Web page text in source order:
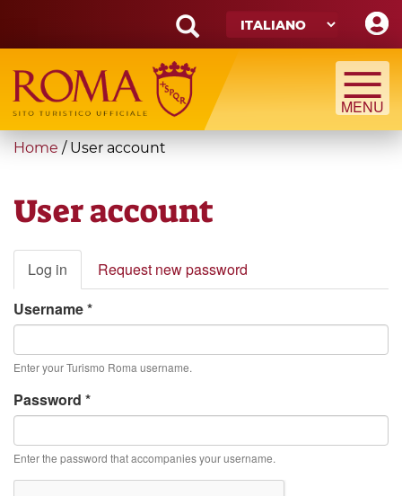
main
content
Search
form
Cerca
You
here
Home / User account
User account
Primary
tabs
Log in (active
tab)
Request new password
Username*
Enter your Turismo Roma username.
Password *
Enter the password that accompanies your username.